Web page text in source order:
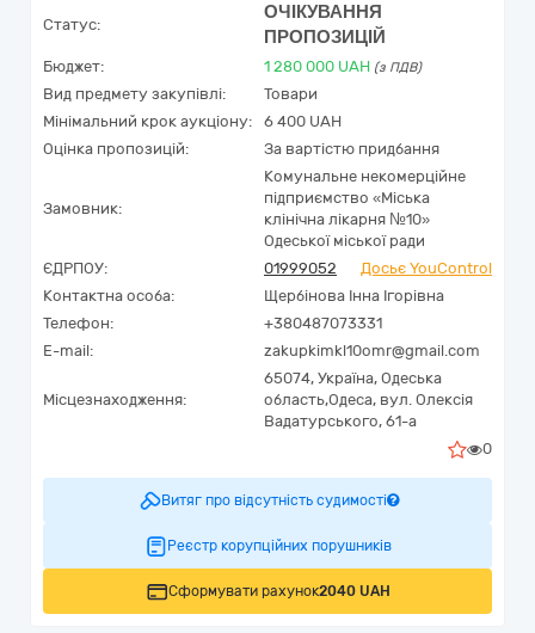
Статус:
ОЧІКУВАННЯ
ПРОПОЗИЦІЙ
Бюджет: 1 280 000 UAH (з ПДВ)
Вид предмету закупівлі:
Товари
Мінімальний крок аукціону:
6 400 UAH
Оцінка пропозицій:
За вартістю придбання
Замовник:
Комунальне некомерційне
підприємство «Міська
клінічна лікарня №10»
Одеської міської ради
ЄДРПОУ:
01999052
Досьє YouControl
Контактна особа:
Щербінова Інна Ігорівна
Телефон:
+380487073331
E-mail:
zakupkimkl10omr@gmail.com
Місцезнаходження:
65074, Україна, Одеська
область,Одеса, вул. Олексія
Вадатурського, 61-а
0
Витяг про відсутність судимості
Реєстр корупційних порушників
Сформувати рахунок2040 UAH